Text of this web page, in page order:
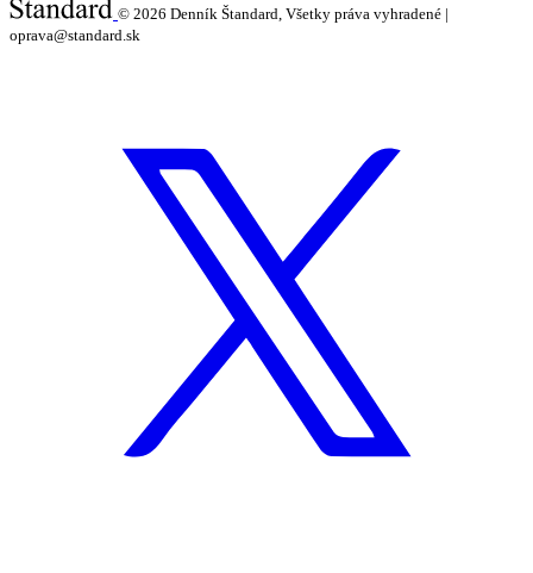
© 2026 Denník Štandard, Všetky práva vyhradené |
oprava@standard.sk